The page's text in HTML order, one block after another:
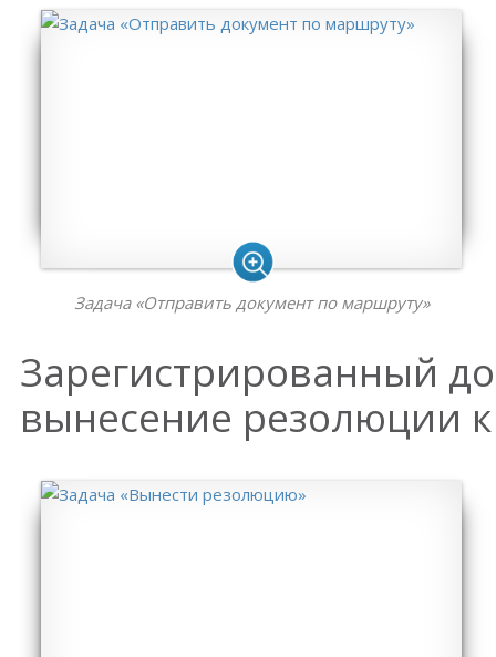
Задача «Отправить документ по маршруту»
Зарегистрированный
вынесение резолюции